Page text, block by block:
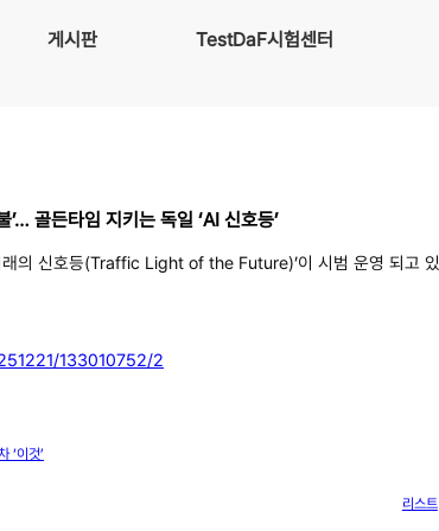
게시판 TestDaF시험센터
골든타임 지키는 독일 ‘AI 신호등’
래의 신호등(Traffic Light of the Future)’이 시범 운영 되고 있
133010752/2
‘이것’
리스트